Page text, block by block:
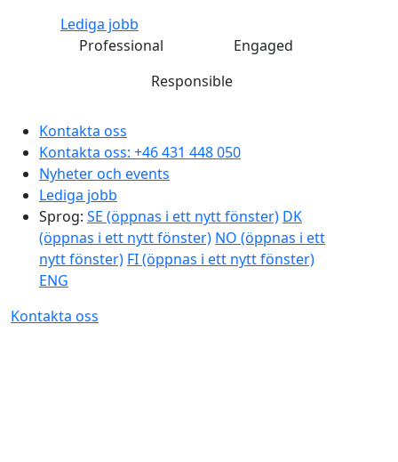
Lediga jobb
Professional
Engaged
Responsible
Kontakta oss
Kontakta oss: +46 431 448 050
Nyheter och events
Lediga jobb
Sprog: SE (öppnas i ett nytt fönster) DK
(öppnas i ett nytt fönster) NO (öppnas i ett
nytt fönster) FI(öppnas i ett nytt fönster)
ENG
Kontakta oss